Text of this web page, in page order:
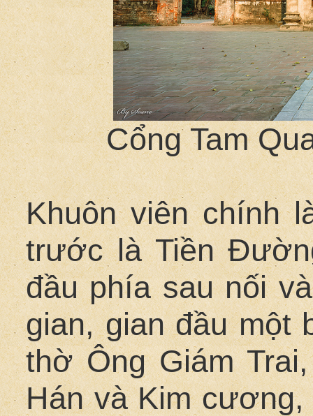
Cổng Tam
Khuôn viên chính
trước là Tiền
đầu phía sau nối
gian, gian đầu một
thờ Ông Giám
Hán và Kim cương,